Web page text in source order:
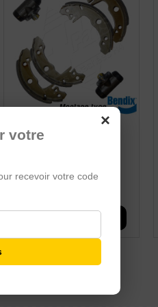
×
votre
recevoir votre code